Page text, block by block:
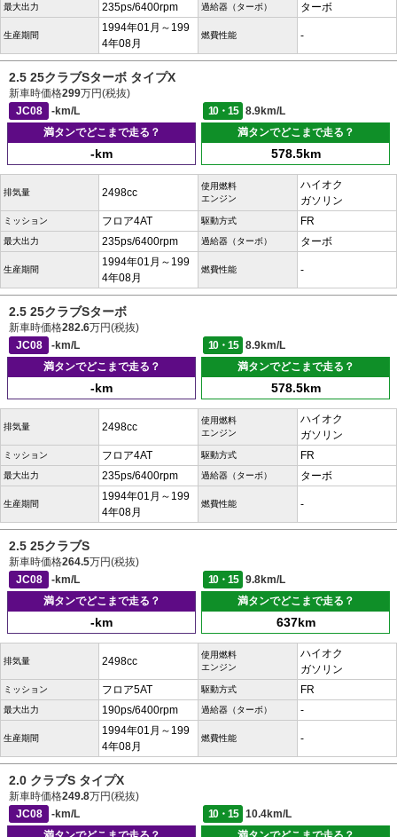
最大出力 235ps/6400rpm 過給器（ターボ） ターボ
生産期間
1994年01月～199
4年08月
燃費性能 -
2.5 25クラブSターボ タイプX
新車時価格299万円(税抜)
JC08
-km/L 10・15
8.9km/L
満タンでどこまで走る？
-km
満タンでどこまで走る？
578.5km
排気量 2498cc
使用燃料
エンジン
ハイオク
ガソリン
ミッション フロア4AT 駆動方式 FR
最大出力 235ps/6400rpm 過給器（ターボ） ターボ
生産期間
1994年01月～199
4年08月
燃費性能 -
2.5 25クラブSターボ
新車時価格282.6万円(税抜)
JC08
-km/L 10・15
8.9km/L
満タンでどこまで走る？
-km
満タンでどこまで走る？
578.5km
排気量 2498cc
使用燃料
エンジン
ハイオク
ガソリン
ミッション フロア4AT 駆動方式 FR
最大出力 235ps/6400rpm 過給器（ターボ） ターボ
生産期間
1994年01月～199
4年08月
燃費性能 -
2.5 25クラブS
新車時価格264.5万円(税抜)
JC08
-km/L 10・15
9.8km/L
満タンでどこまで走る？
-km
満タンでどこまで走る？
637km
排気量 2498cc
使用燃料
エンジン
ハイオク
ガソリン
ミッション フロア5AT 駆動方式 FR
最大出力 190ps/6400rpm 過給器（ターボ） -
生産期間
1994年01月～199
4年08月
燃費性能 -
2.0 クラブS タイプX
新車時価格249.8万円(税抜)
JC08
-km/L 10・15
10.4km/L